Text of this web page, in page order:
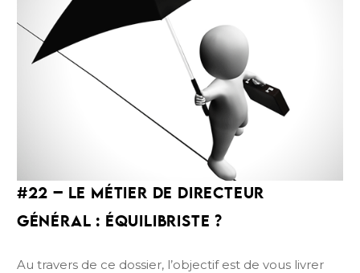
logique de développement des compétences. Enfin,
il accorde une attention particulière aux évolutions
dans le domaine de la formation et de
l’apprentissage, véritables leviers d’adaptation pour
notre fonction publique locale.
#22 – LE MÉTIER DE
DIRECTEUR
GÉNÉRAL : ÉQUILIBRISTE ?
Au travers de ce dossier, l’objectif est de vous livrer